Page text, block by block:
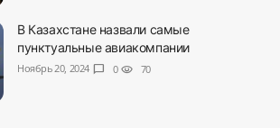
В Казахстане назвали самые
пунктуальные авиакомпании
Ноябрь 20, 2024 chat_bubble 0 visibility 70